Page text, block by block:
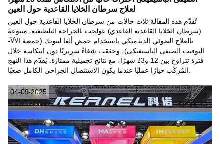
لعلاج سرطان الخلايا القاعدية حول العين
تُقدّم هذه المقالة ثلاث حالات من سرطان الخلايا القاعدية حول العين
(سرطان الخلايا القاعدية القاعدي) عولجت بالجراحة التلطيفية، متبوعةً
بالعلاج الضوئي الديناميكي باستخدام حمض ألفا ليبويك (جمعية الألآ-
التوقيت الصيفى الباسيفيكى)، وحققت شفاءً سريريًا دون انتكاسة خلال
فترة تتراوح بين 12 و23 شهرًا، مع نتائج تجميلية ممتازة. يُقدّم هذا النهج
المُركّب خيارًا عمليًا عندما يكون الاستئصال الجراحي الكامل صعبًا.
04-09-2025